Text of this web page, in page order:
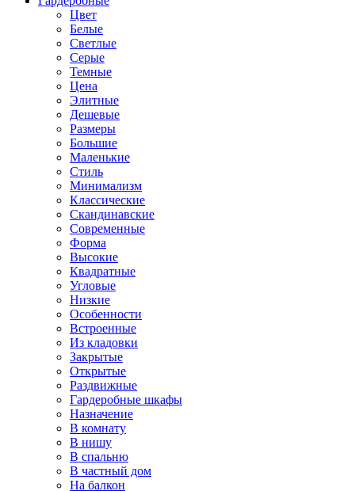
Цвет
Белые
Светлые
Серые
Темные
Цена
Элитные
Дешевые
Размеры
Большие
Маленькие
Стиль
Минимализм
Классические
Скандинавские
Современные
Форма
Высокие
Квадратные
Угловые
Низкие
Особенности
Встроенные
Из кладовки
Закрытые
Открытые
Раздвижные
Гардеробные шкафы
Назначение
В комнату
В нишу
В спальню
В частный дом
На балкон